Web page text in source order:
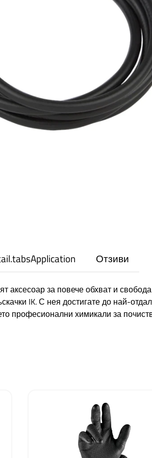
Отзиви
аксесоар за повече обхват и
IK. С нея достигате до най-
професионални химикали за